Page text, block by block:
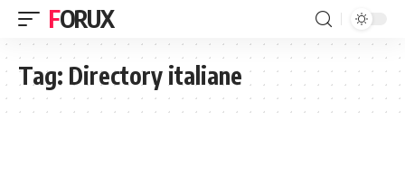
FORUX
Tag: Directory italiane